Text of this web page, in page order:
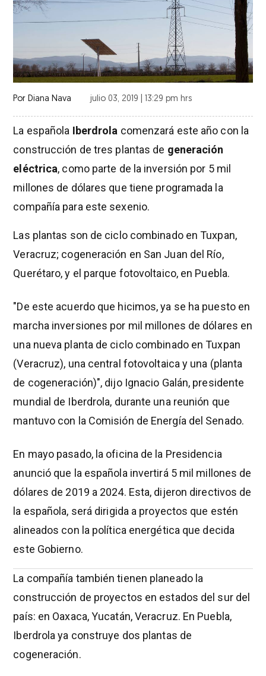
Por Diana Nava julio 03, 2019 | 13:29 pm hrs
La española Iberdrola comenzará este año con la
construcción de tres plantas de generación
eléctrica, como parte de la inversión por 5 mil
millones de dólares que tiene programada la
compañía para este sexenio.
Las plantas son de ciclo combinado en Tuxpan,
Veracruz; cogeneración en San Juan del Río,
Querétaro, y el parque fotovoltaico, en Puebla.
"De este acuerdo que hicimos, ya se ha puesto en
marcha inversiones por mil millones de dólares en
una nueva planta de ciclo combinado en Tuxpan
(Veracruz), una central fotovoltaica y una (planta
de cogeneración)", dijo Ignacio Galán, presidente
mundial de Iberdrola, durante una reunión que
mantuvo con la Comisión de Energía del Senado.
En mayo pasado, la oficina de la Presidencia
anunció que la española invertirá 5 mil millones de
dólares de 2019 a 2024. Esta, dijeron directivos de
la española, será dirigida a proyectos que estén
alineados con la política energética que decida
este Gobierno.
La compañía también tienen planeado la
construcción de proyectos en estados del sur del
país: en Oaxaca, Yucatán, Veracruz. En Puebla,
Iberdrola ya construye dos plantas de
cogeneración.